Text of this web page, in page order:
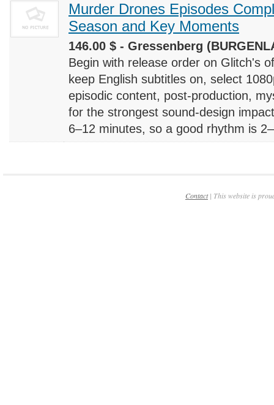
Murder Drones Episodes
Season and Key Moments
146.00 $ - Gressenberg
Begin with release order on Glitch's
keep English subtitles on, select
episodic content, post-production,
for the strongest sound-design
6–12 minutes, so a good rhythm is
Contact| This website is